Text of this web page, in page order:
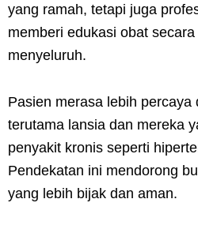
yang ramah, tetapi juga
memberi edukasi obat
menyeluruh.
Pasien merasa lebih percaya
terutama lansia dan mereka
penyakit kronis seperti
Pendekatan ini mendorong
yang lebih bijak dan aman.